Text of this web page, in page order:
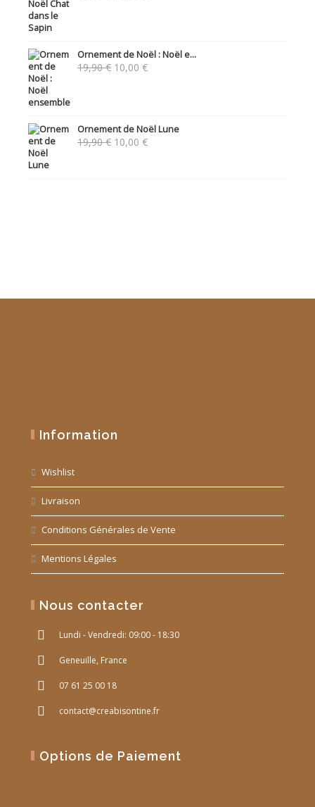
Ornement de Noël : Noël e...
19,90€ Le
10,00 €Le
Ornement de Noël Lune
19,90€ Le
10,00 €Le
Information
Wishlist
Livraison
Conditions Générales de Vente
Mentions Légales
Nous contacter
Lundi - Vendredi: 09:00 - 18:30
Geneuille, France
07 61 25 00 18
contact@creabisontine.fr
Options de Paiement